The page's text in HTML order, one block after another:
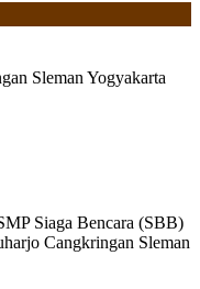
Sleman Yogyakarta
Siaga Bencara (SBB)
Cangkringan Sleman